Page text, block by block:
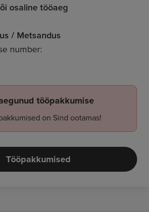
osaline tööaeg
/ Metsandus
number:
tööpakkumise
on Sind ootamas!
Tööpakkumised